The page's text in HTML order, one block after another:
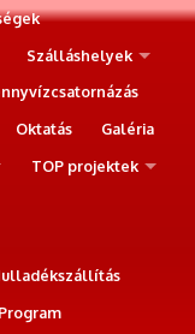
Szálláshelyek
Oktatás
Galéria
TOP projektek